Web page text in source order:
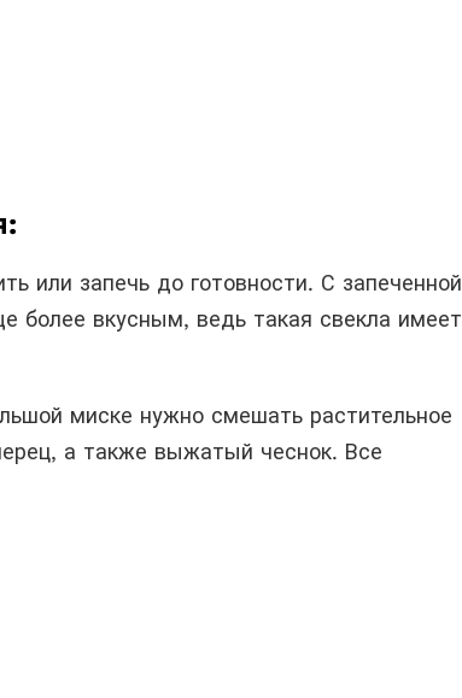
или запечь до готовности. С запеченной
более вкусным, ведь такая свекла имеет
миске нужно смешать растительное
а также выжатый чеснок. Все